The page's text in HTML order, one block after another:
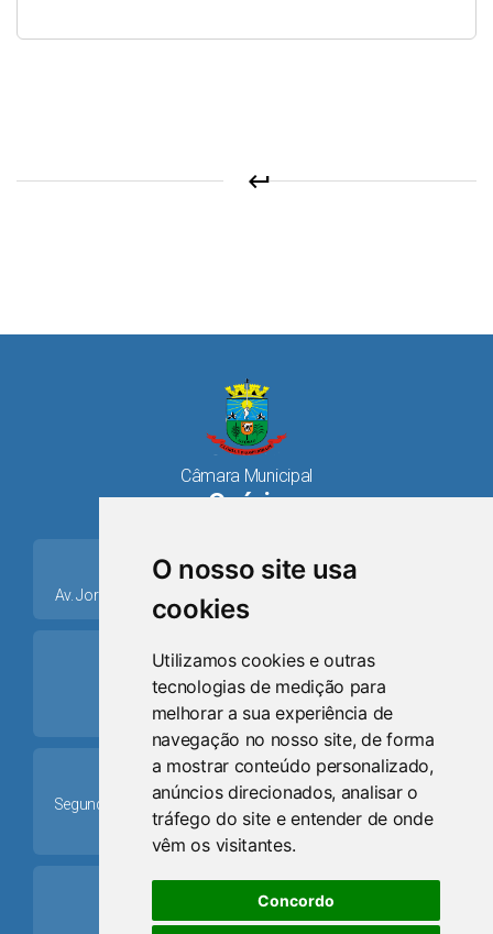
O nosso site usa
cookies
Utilizamos cookies e outras
tecnologias de medição para
melhorar a sua experiência de
navegação no nosso site, de forma
a mostrar conteúdo personalizado,
anúncios direcionados, analisar o
tráfego do site e entender de onde
vêm os visitantes.
Concordo
keyboard_return
Câmara Municipal
Osório
place
Av. Jorge Dariva, 1211, Centro CEP: 95520.000 - Osório/RS
ring_volume
Telefone
(51) 9 8024-0884
Schedule
Segunda-feira a Sexta-feira: 08h às 12h e das 13h30min às
17h30min
mail
Email